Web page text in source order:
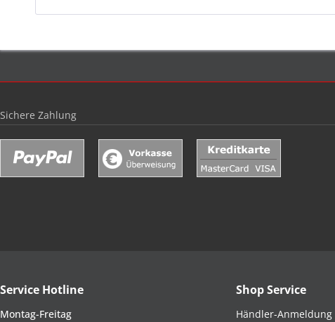
Sichere Zahlung
Service Hotline
Montag-Freitag
Shop Service
Händler-Anmeldung